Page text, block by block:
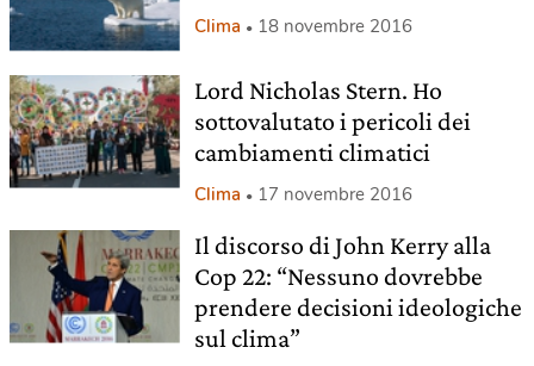
Clima 18 novembre 2016
Lord Nicholas Stern. Ho
sottovalutato i pericoli dei
cambiamenti climatici
Clima 17 novembre 2016
Il discorso di John Kerry alla
Cop 22: “Nessuno dovrebbe
prendere decisioni ideologiche
sul clima”